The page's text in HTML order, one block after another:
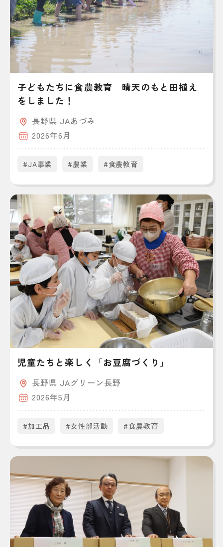
子どもたちに食農教育 晴天のもと田植え
をしました！
長野県 JAあづみ
2026年6月
#JA事業 #農業 #食農教育
児童たちと楽しく「お豆腐づくり」
長野県 JAグリーン長野
2026年5月
#加工品 #女性部活動 #食農教育